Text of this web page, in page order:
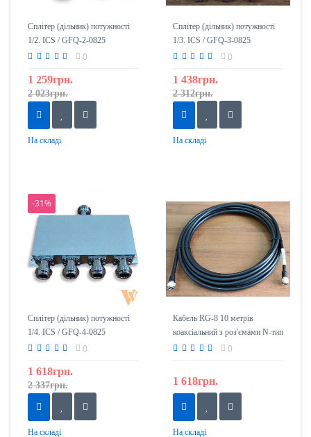
Сплітер (дільник) потужності
1/2. ICS / GFQ-2-0825
0
1 259грн.
2 023грн.
На складі
Сплітер (дільник) потужності
1/3. ICS / GFQ-3-0825
0
1 438грн.
2 312грн.
На складі
-31%
Сплітер (дільник) потужності
1/4. ICS / GFQ-4-0825
0
1 618грн.
2 337грн.
На складі
Кабель RG-8 10 метрів
коаксіальний з роз'ємами N-тип
(тато)
0
1 618грн.
На складі